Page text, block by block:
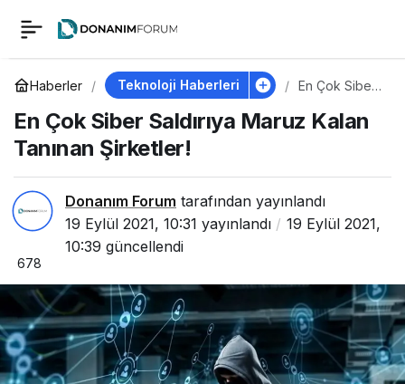
Haberler Teknoloji Haberleri
En Çok Siber
Maruz Kalan
Tanınan
En Çok Siber Saldırıya Maruz Kalan
Tanınan Şirketler!
Donanım Forum tarafından yayınlandı
19 Eylül 2021, 10:31 yayınlandı
19 Eylül 2021,
10:39 güncellendi
678
En Çok Siber Saldırıya
Maruz Kalan Tanınan
Şirketler!